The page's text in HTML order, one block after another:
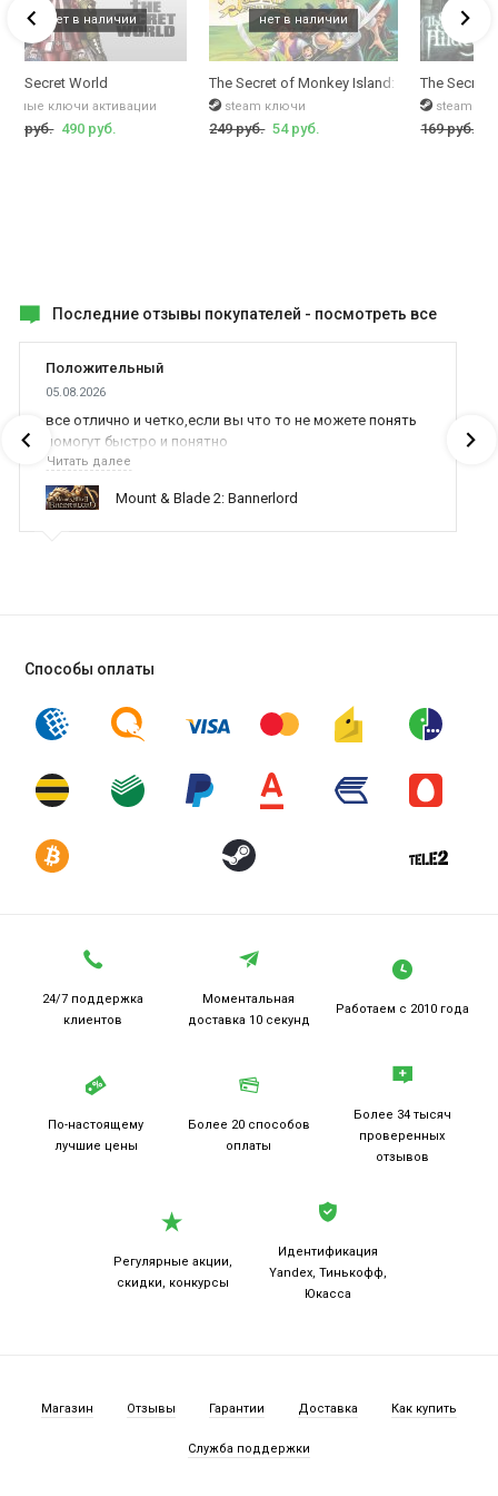
Forests
Secret World
ключи активации
руб. 490 руб.
The Secret of Monkey Island: Special Edition
steam ключи
249 руб. 54 руб.
The Secret
steam
169 руб.
Последние отзывы покупателей - посмотреть все
Положительный
05.08.2026
все отлично и четко,если вы что то не можете понять
помогут быстро и понятно
Читать далее
Mount & Blade 2: Bannerlord
Способы оплаты
24/7 поддержка
клиентов
Моментальная
доставка 10 секунд
Работаем с 2010 года
По-настоящему
лучшие цены
Более 20 способов
оплаты
Более 34 тысяч
проверенных
отзывов
Регулярные акции,
скидки, конкурсы
Идентификация
Yandex, Тинькофф,
Юкасса
Магазин Отзывы Гарантии Доставка Как купить
Служба поддержки